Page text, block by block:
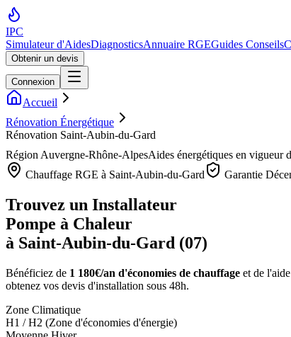
IPC
Simulateur d'AidesDiagnosticsAnnuaire RGEGuides Conseils
Obtenir un devis
Connexion
Accueil
Rénovation Énergétique
Rénovation Saint-Aubin-du-Gard
Région Auvergne-Rhône-AlpesAides énergétiques en vigueur
Chauffage RGE à Saint-Aubin-du-Gard Garantie
Trouvez un Installateur
Pompe à Chaleur
à Saint-Aubin-du-Gard (07)
Bénéficiez de 1 180€/an d'économies de chauffage et de l'aide
obtenez vos devis d'installation sous 48h.
Zone Climatique
H1 / H2 (Zone d'économies d'énergie)